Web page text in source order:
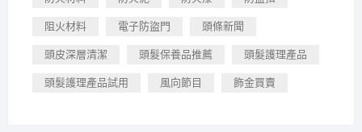
阻火材料 電子防盜門 頭條新聞
頭皮深層清潔 頭髮保養品推薦 頭髮護理產品
頭髮護理產品試用 風向節目 飾金買賣